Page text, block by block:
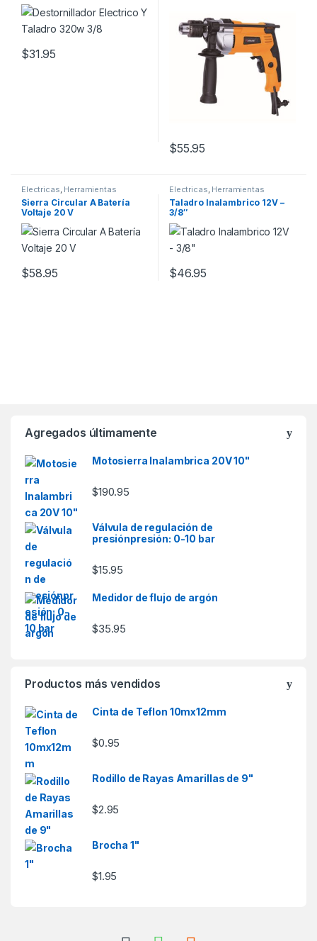
$31.95
$55.95
Electricas, Herramientas
Sierra Circular A Batería
Voltaje 20 V
$58.95
Electricas, Herramientas
Taladro Inalambrico 12V –
3/8″
$46.95
Agregados últimamente
Motosierra Inalambrica 20V 10"
$190.95
Válvula de regulación de
presiónpresión: 0-10 bar
$15.95
Medidor de flujo de argón
$35.95
Productos más vendidos
Cinta de Teflon 10mx12mm
$0.95
Rodillo de Rayas Amarillas de 9"
$2.95
Brocha 1"
$1.95